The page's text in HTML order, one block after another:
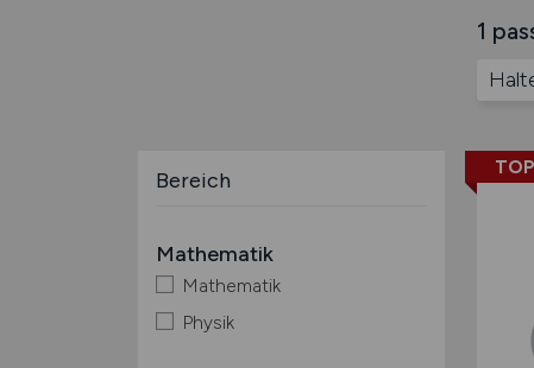
1
Bereich
Mathematik
Mathematik
Physik